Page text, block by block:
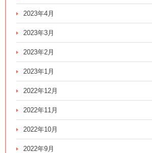
2023年4月
2023年3月
2023年2月
2023年1月
2022年12月
2022年11月
2022年10月
2022年9月